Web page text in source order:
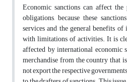
Economic sanctions can affect
obligations, because these
services and the general benefits
with limitations of activities. It is
affected by international
merchandise from the country that
not export the respective